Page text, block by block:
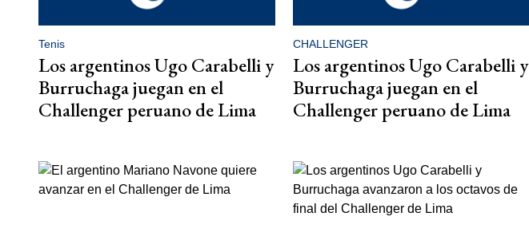
Tenis
Los argentinos Ugo Carabelli y
Burruchaga juegan en el
Challenger peruano de Lima
CHALLENGER
Los argentinos Ugo Carabelli y
Burruchaga juegan en el
Challenger peruano de Lima